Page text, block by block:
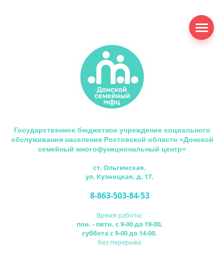
Государственное бюджетное учреждение социального
обслуживания населения Ростовской области «Донской
семейный многофункциональный центр»
ст. Ольгинская,
ул. Кузнецкая, д. 17,
8-863-503-84-53
Время работы:
пон. - пятн. с 9-00 до 19-00,
суббота с 9-00 до 14-00.
без перерыва